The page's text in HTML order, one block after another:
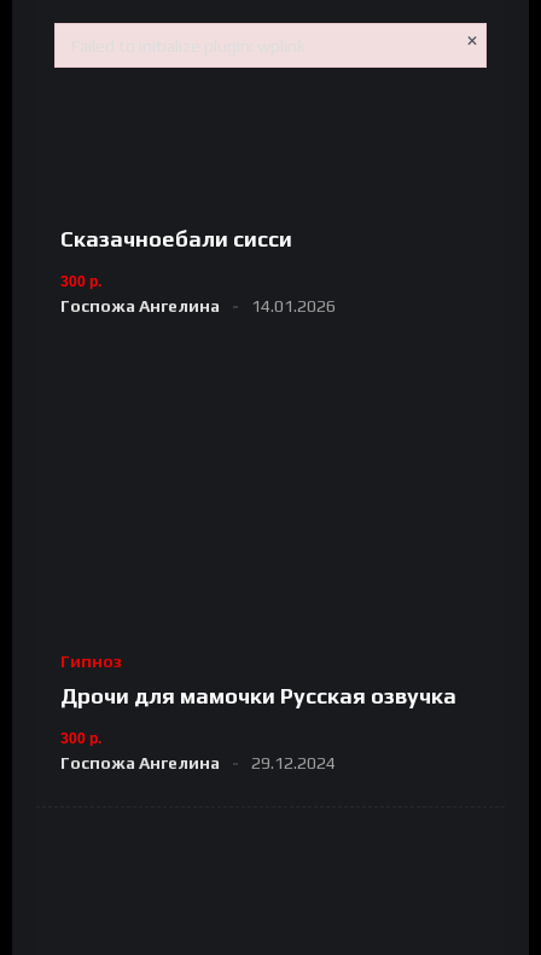
Сказачноебали сисси
300 р.
Госпожа Ангелина 14.01.2026
Гипноз
Дрочи для мамочки Русская озвучка
300 р.
Госпожа Ангелина 29.12.2024
×
Failed to initialize plugin: wplink